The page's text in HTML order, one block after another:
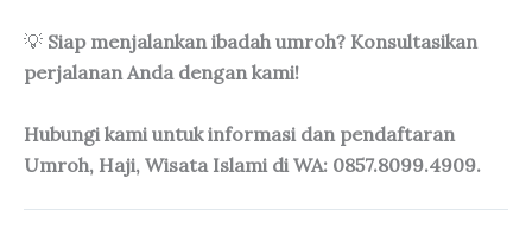
💡 Siap menjalankan ibadah umroh? Konsultasikan
perjalanan Anda dengan kami!
Hubungi kami untuk informasi dan pendaftaran
Umroh, Haji, Wisata Islami di WA: 0857.8099.4909.